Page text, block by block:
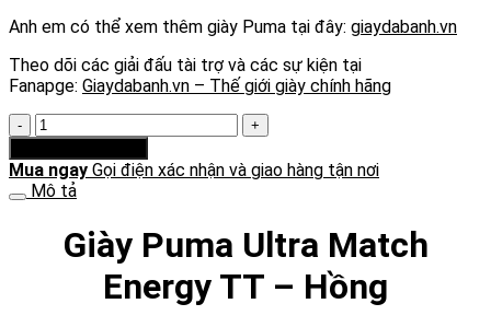
Anh em có thể xem thêm giày Puma tại đây: giaydabanh.vn
Theo dõi các giải đấu tài trợ và các sự kiện tại
Fanapge: Giaydabanh.vn – Thế giới giày chính hãng
Giày
Puma
Ultra
Match
Energy
Mua ngay Gọi điện xác nhận và giao hàng tận nơi
Mô tả
Giày Puma Ultra Match
Energy TT – Hồng